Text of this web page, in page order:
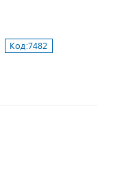
Код:7482